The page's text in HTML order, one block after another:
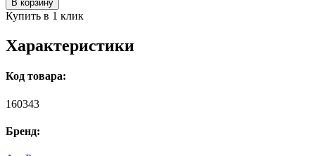
В корзину
Купить в 1 клик
Характеристики
Код товара:
160343
Бренд: